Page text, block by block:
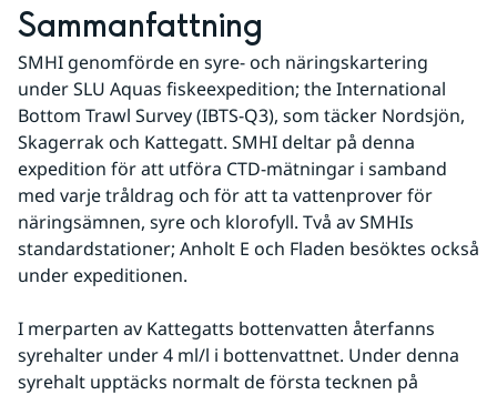
Sammanfattning
SMHI genomförde en syre- och näringskartering
under SLU Aquas fiskeexpedition; the International
Bottom Trawl Survey (IBTS-Q3), som täcker Nordsjön,
Skagerrak och Kattegatt. SMHI deltar på denna
expedition för att utföra CTD-mätningar i samband
med varje tråldrag och för att ta vattenprover för
näringsämnen, syre och klorofyll. Två av SMHIs
standardstationer; Anholt E och Fladen besöktes också
under expeditionen.
I merparten av Kattegatts bottenvatten återfanns
syrehalter under 4 ml/l i bottenvattnet. Under denna
syrehalt upptäcks normalt de första tecknen på